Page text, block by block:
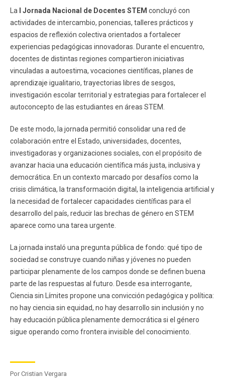
La I Jornada Nacional de Docentes STEM concluyó con
actividades de intercambio, ponencias, talleres prácticos y
espacios de reflexión colectiva orientados a fortalecer
experiencias pedagógicas innovadoras. Durante el encuentro,
docentes de distintas regiones compartieron iniciativas
vinculadas a autoestima, vocaciones científicas, planes de
aprendizaje igualitario, trayectorias libres de sesgos,
investigación escolar territorial y estrategias para fortalecer el
autoconcepto de las estudiantes en áreas STEM.
De este modo, la jornada permitió consolidar una red de
colaboración entre el Estado, universidades, docentes,
investigadoras y organizaciones sociales, con el propósito de
avanzar hacia una educación científica más justa, inclusiva y
democrática. En un contexto marcado por desafíos como la
crisis climática, la transformación digital, la inteligencia artificial y
la necesidad de fortalecer capacidades científicas para el
desarrollo del país, reducir las brechas de género en STEM
aparece como una tarea urgente.
La jornada instaló una pregunta pública de fondo: qué tipo de
sociedad se construye cuando niñas y jóvenes no pueden
participar plenamente de los campos donde se definen buena
parte de las respuestas al futuro. Desde esa interrogante,
Ciencia sin Límites propone una convicción pedagógica y política:
no hay ciencia sin equidad, no hay desarrollo sin inclusión y no
hay educación pública plenamente democrática si el género
sigue operando como frontera invisible del conocimiento.
Por Cristian Vergara